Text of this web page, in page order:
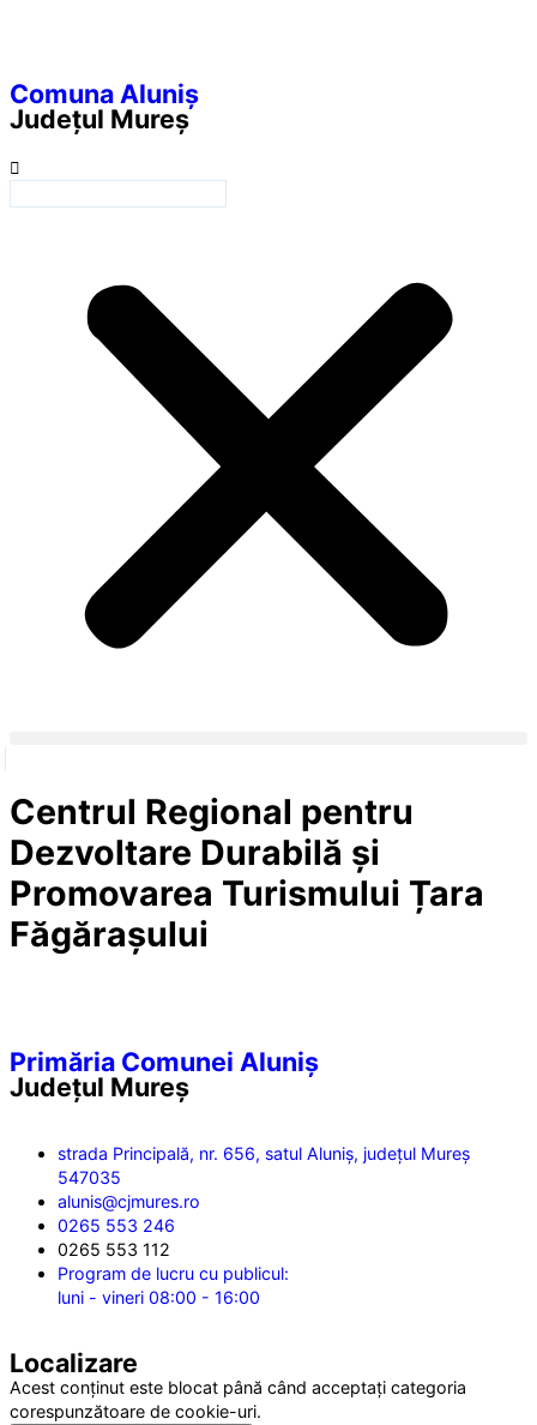
Comuna Aluniș
Județul Mureș
Centrul Regional pentru
Dezvoltare Durabilă și
Promovarea Turismului Țara
Făgărașului
Primăria Comunei Aluniș
Județul Mureș
strada Principală, nr. 656, satul Aluniș, județul Mureș
547035
alunis@cjmures.ro
0265 553 246
0265 553 112
Program de lucru cu publicul:
luni - vineri 08:00 - 16:00
Localizare
Acest conținut este blocat până când acceptați categoria
corespunzătoare de cookie-uri.